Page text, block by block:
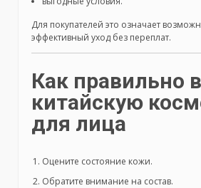
Для покупателей это означает
эффективный уход без переплат.
Как правильно
китайскую
для лица
Оцените состояние кожи.
Обратите внимание на состав.